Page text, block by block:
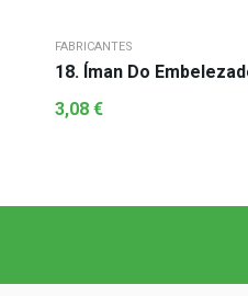
FABRICANTES
18. Íman Do
3,08 €